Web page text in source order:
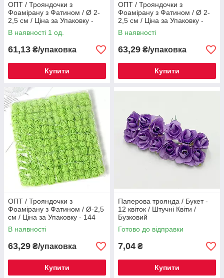
ОПТ / Трояндочки з
Фоамірану з Фатином / Ø 2-
2,5 см / Ціна за Упаковку -
144 трояндок / Білий
В наявності 1 од.
61,13 ₴/упаковка
Купити
ОПТ / Трояндочки з
Фоамірану з Фатином / Ø 2-
2,5 см / Ціна за Упаковку -
144 трояндок / Рожевий
В наявності
63,29 ₴/упаковка
Купити
ОПТ / Трояндочки з
Фоамірану з Фатином / Ø-2,5
см / Ціна за Упаковку - 144
трояндок / Салатовий
В наявності
63,29 ₴/упаковка
Купити
Паперова троянда / Букет -
12 квіток / Штучні Квіти /
Бузковий
Готово до відправки
7,04 ₴
Купити